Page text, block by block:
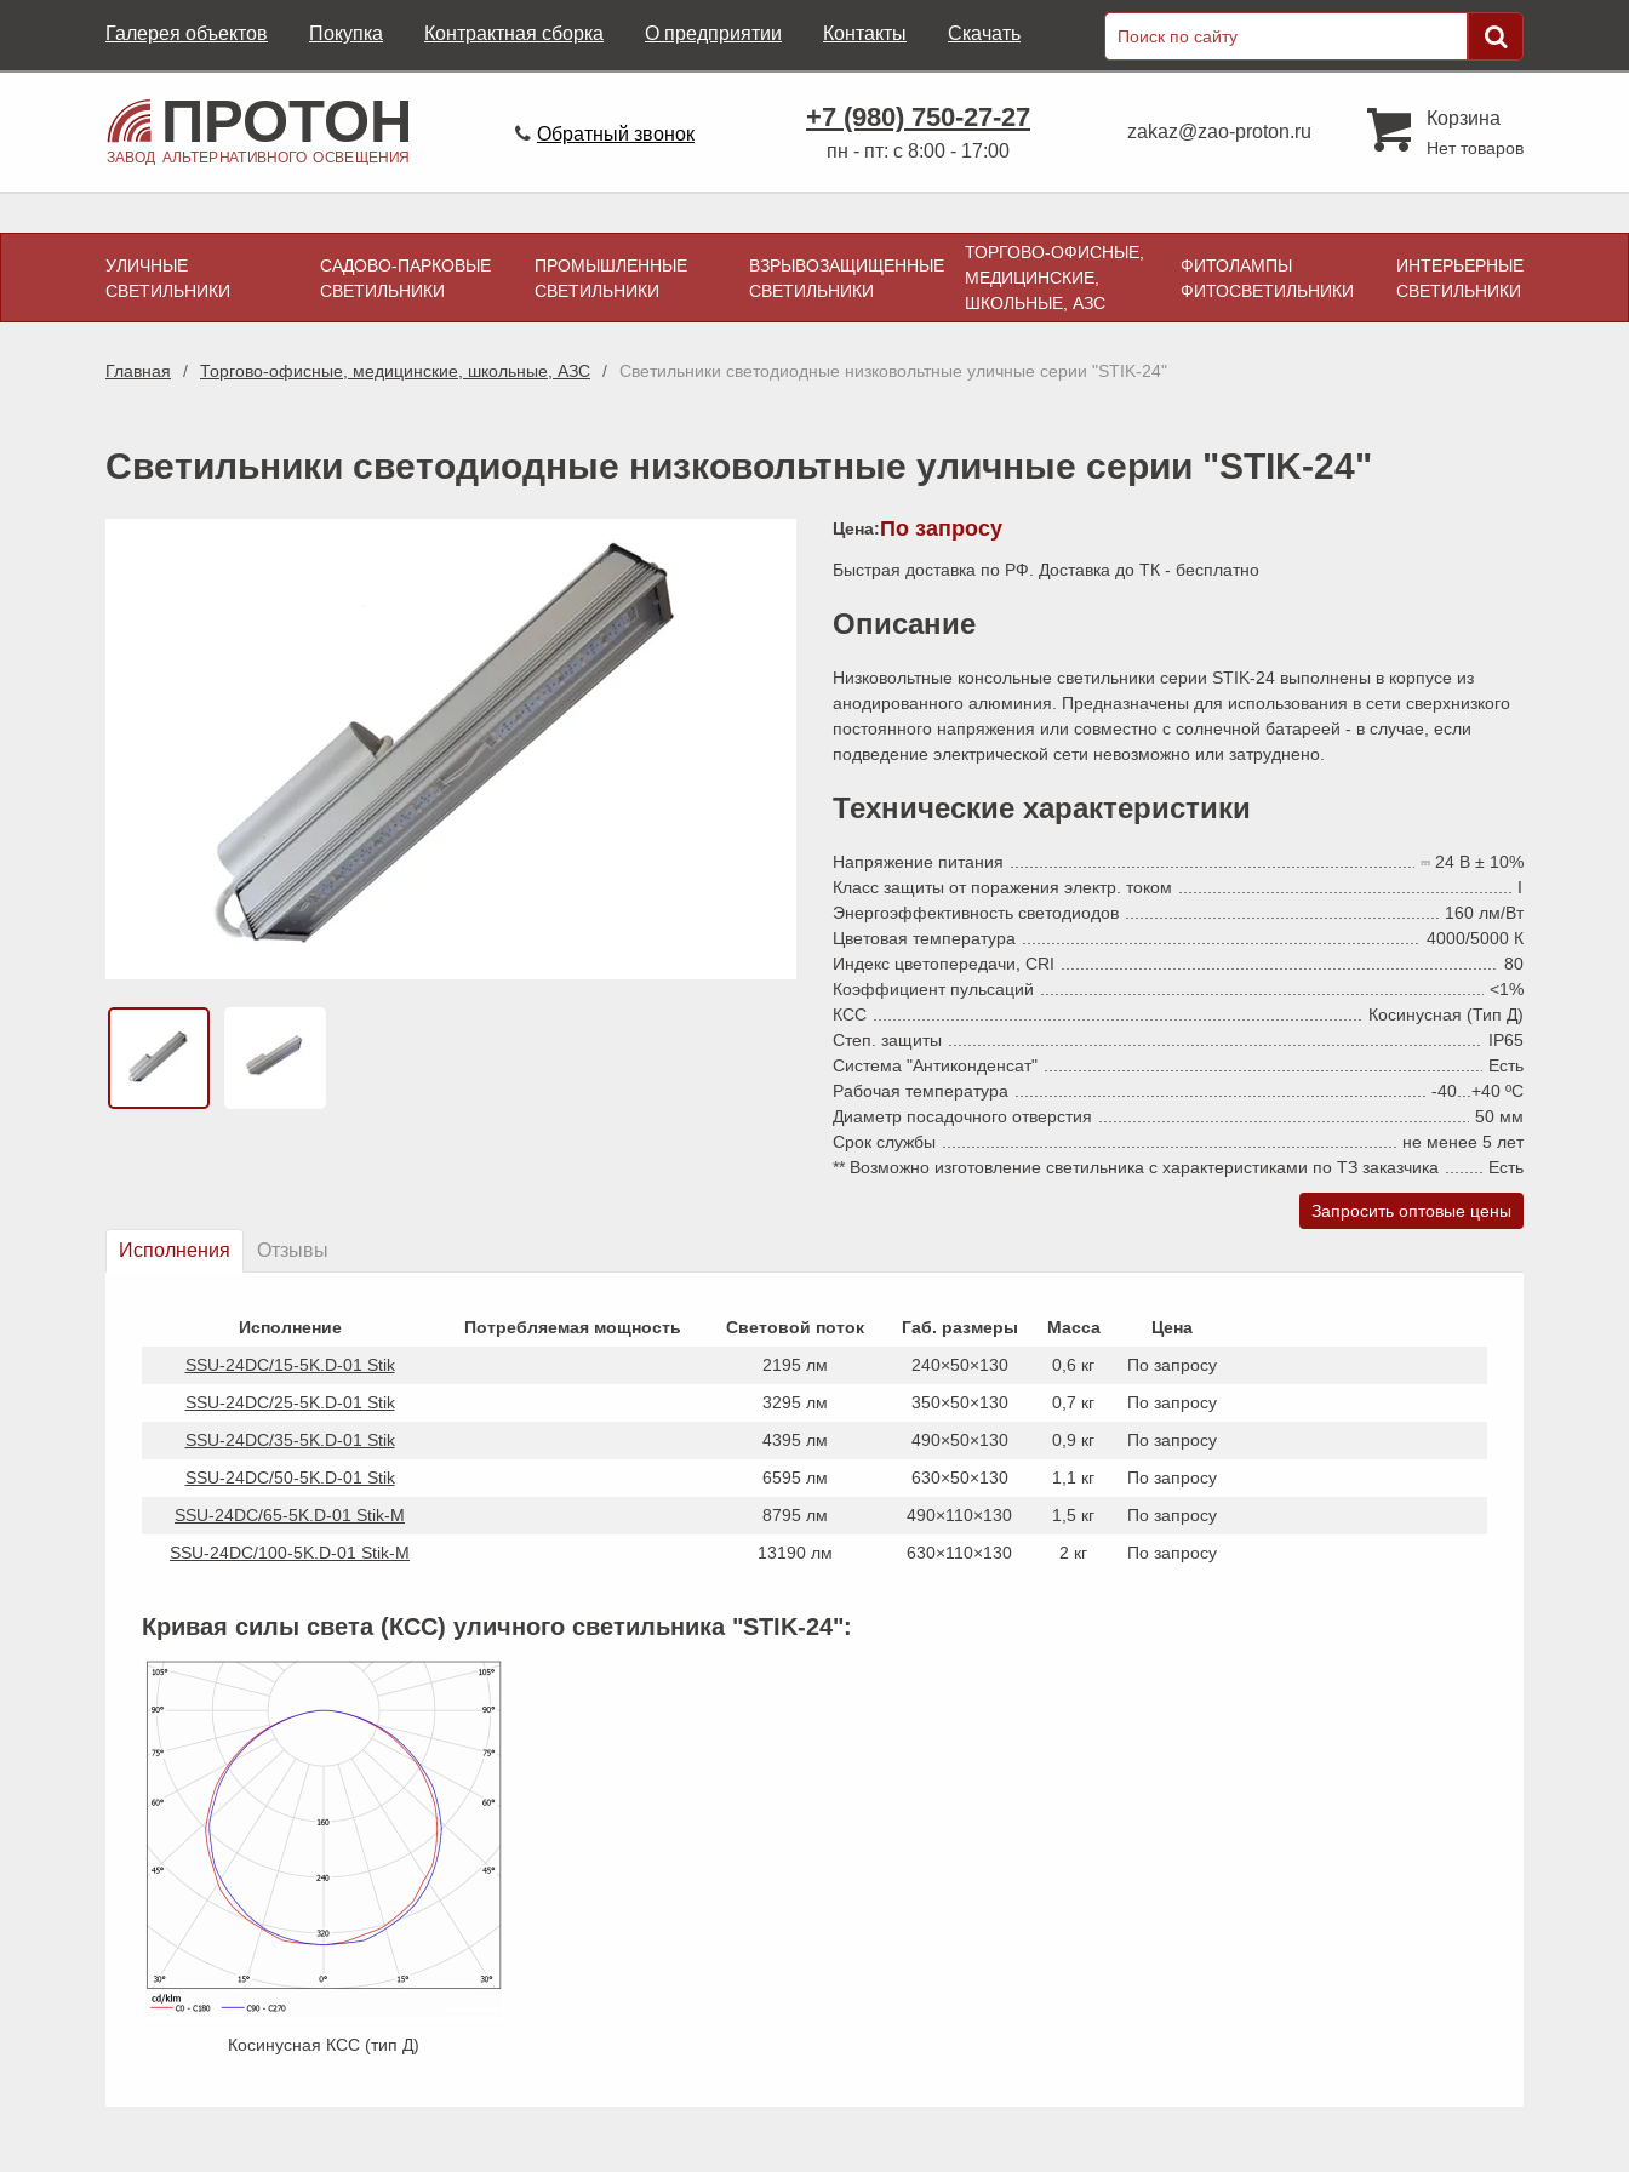
Галерея объектов Покупка Контрактная сборка О предприятии Контакты Скачать
Обратный звонок
+7 (980) 750-27-27
пн - пт: с 8:00 - 17:00
zakaz@zao-proton.ru
Корзина
Нет товаров
УЛИЧНЫЕ
СВЕТИЛЬНИКИ
САДОВО-ПАРКОВЫЕ
СВЕТИЛЬНИКИ
ПРОМЫШЛЕННЫЕ
СВЕТИЛЬНИКИ
ВЗРЫВОЗАЩИЩЕННЫЕ
СВЕТИЛЬНИКИ
ТОРГОВО-ОФИСНЫЕ,
МЕДИЦИНСКИЕ,
ШКОЛЬНЫЕ, АЗС
ФИТОЛАМПЫ
ФИТОСВЕТИЛЬНИКИ
ИНТЕРЬЕРНЫЕ
СВЕТИЛЬНИКИ
Главная Торгово-офисные, медицинские, школьные, АЗС Светильники светодиодные низковольтные уличные серии "STIK-24"
Светильники светодиодные низковольтные уличные серии "STIK-24"
Цена:По запросу
Быстрая доставка по РФ. Доставка до ТК - бесплатно
Описание
Низковольтные консольные светильники серии STIK-24 выполнены в корпусе из
анодированного алюминия. Предназначены для использования в сети сверхнизкого
постоянного напряжения или совместно с солнечной батареей - в случае, если
подведение электрической сети невозможно или затруднено.
Технические характеристики
Напряжение питания
⎓ 24 В ± 10%
Класс защиты от поражения электр. током
I
Энергоэффективность светодиодов
160 лм/Вт
Цветовая температура
4000/5000 К
Индекс цветопередачи, CRI
80
Коэффициент пульсаций
<1%
КСС
Косинусная (Тип Д)
Степ. защиты
IP65
Система "Антиконденсат"
Есть
Рабочая температура
-40...+40 ºC
Диаметр посадочного отверстия
50 мм
Срок службы
не менее 5 лет
** Возможно изготовление светильника c характеристиками по ТЗ заказчика
Есть
Запросить оптовые цены
Исполнения Отзывы
Исполнение Потребляемая мощность Световой поток Габ. размеры Масса
Цена
SSU-24DC/15-5K.D-01 Stik
2195 лм 240×50×130 0,6 кг
По запросу
SSU-24DC/25-5K.D-01 Stik
3295 лм 350×50×130 0,7 кг
По запросу
SSU-24DC/35-5K.D-01 Stik
4395 лм 490×50×130 0,9 кг
По запросу
SSU-24DC/50-5K.D-01 Stik
6595 лм 630×50×130 1,1 кг
По запросу
SSU-24DC/65-5K.D-01 Stik-M
8795 лм 490×110×130 1,5 кг
По запросу
SSU-24DC/100-5K.D-01 Stik-M
13190 лм 630×110×130 2 кг По запросу
Кривая силы света (КСС) уличного светильника "STIK-24":
Косинусная КСС (тип Д)